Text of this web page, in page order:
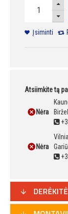
Įsiminti
Atsiimkite tą
Nėra
Nėra